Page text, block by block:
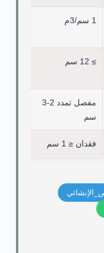
1 سم/3م
≥ 12 سم
مفصل تمدد 2-3
سم
فقدان ≤ 1 سم